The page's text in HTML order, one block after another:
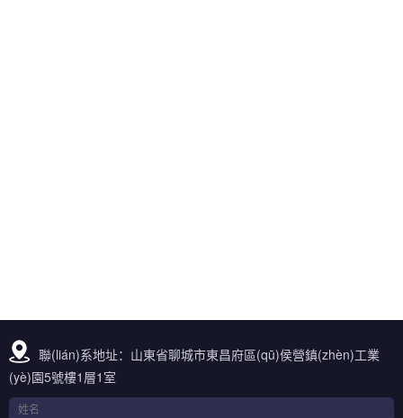
聯(lián)系地址：山東省聊城市東昌府區(qū)侯營鎮(zhèn)工業
(yè)園5號樓1層1室